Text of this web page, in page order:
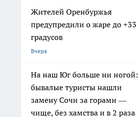
Жителей Оренбуржья
предупредили о жаре до +33
градусов
Вчера
На наш Юг больше ни ногой:
бывалые туристы нашли
замену Сочи за горами —
чище, без хамства и в 2 раза